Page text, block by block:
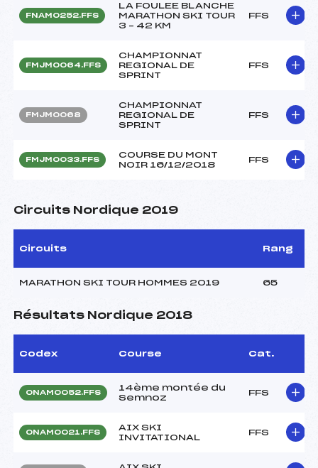
FNAM0252.FFS
LA FOULEE BLANCHE
MARATHON SKI TOUR
3 – 42 KM
FFS
FMJM0064.FFS
CHAMPIONNAT
REGIONAL DE
SPRINT
FFS
FMJM0068
CHAMPIONNAT
REGIONAL DE
SPRINT
FFS
FMJM0033.FFS
COURSE DU MONT
NOIR 16/12/2018
FFS
Circuits Nordique 2019
Circuits Rang
MARATHON SKI TOUR HOMMES 2019 65
Résultats Nordique 2018
Codex Course Cat.
ONAM0052.FFS
14ème montée du
Semnoz
FFS
ONAM0021.FFS
AIX SKI
INVITATIONAL
FFS